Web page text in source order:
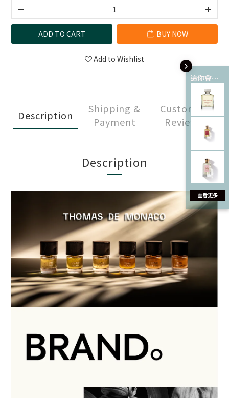
這你會愛 💘
ADD TO CART BUY NOW
Add to Wishlist
Description
Shipping &
Payment
Customer
Reviews
Description